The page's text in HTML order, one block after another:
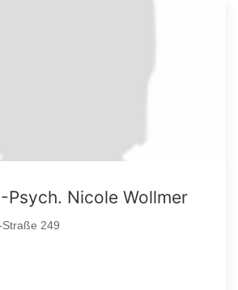
Psych. Nicole Wollmer
249